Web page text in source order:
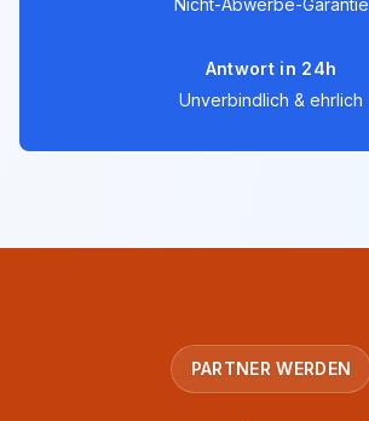
Nicht-Abwerbe-Garantie
Antwort in 24h
Unverbindlich & ehrlich
PARTNER WERDEN